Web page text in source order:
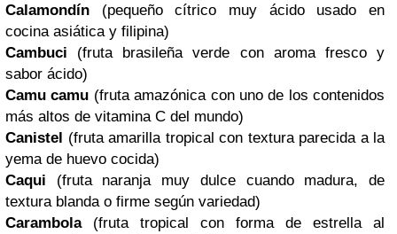
Calamondín (pequeño cítrico muy ácido usado en
cocina asiática y filipina)
Cambuci (fruta brasileña verde con aroma fresco y
sabor ácido)
Camu camu (fruta amazónica con uno de los contenidos
más altos de vitamina C del mundo)
Canistel (fruta amarilla tropical con textura parecida a la
yema de huevo cocida)
Caqui (fruta naranja muy dulce cuando madura, de
textura blanda o firme según variedad)
Carambola (fruta tropical con forma de estrella al